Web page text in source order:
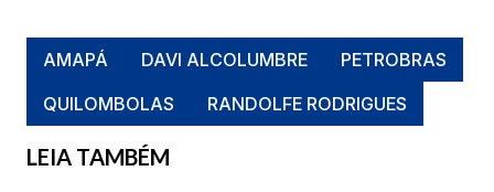
AMAPÁ DAVI ALCOLUMBRE
PETROBRAS
QUILOMBOLAS
RANDOLFE RODRIGUES
LEIA TAMBÉM